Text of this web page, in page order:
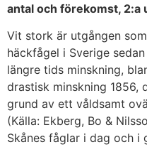
antal och förekomst, 2:a
Vit stork är utgången
häckfågel i Sverige
längre tids minskning,
drastisk minskning 1856,
grund av ett våldsamt
(Källa: Ekberg, Bo &
Skånes fåglar i dag och i